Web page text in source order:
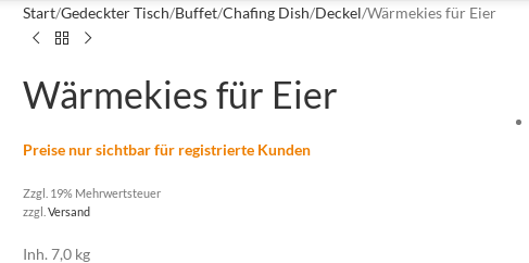
Start Gedeckter Tisch Buffet Chafing Dish Deckel Wärmekies für Eier
Wärmekies für Eier
Preise nur sichtbar für registrierte Kunden
Zzgl. 19% Mehrwertsteuer
zzgl.Versand
Inh. 7,0 kg